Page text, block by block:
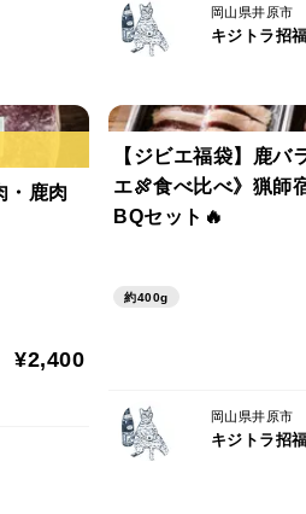
わらかくなり、素材の旨味を引
や野菜のディップなど、このに
量が目安です。（お肉100gな
冷蔵保存をしていても少しずつ
岡山県井原市
キジトラ招
・鹿肉
¥2,400
【ジビエ福袋】鹿バ
エ🍖食べ比べ》猟師
BQセット🔥
約400g
岡山県井原市
キジトラ招